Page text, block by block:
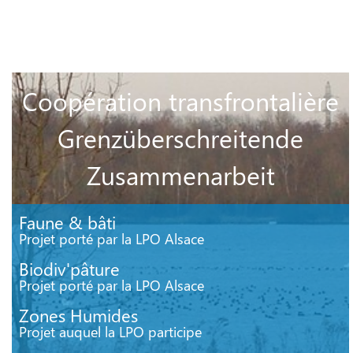
Coopération transfrontalière
Grenzüberschreitende
Zusammenarbeit
Faune & bâti
Projet porté par la LPO Alsace
Biodiv'pâture
Projet porté par la LPO Alsace
Zones Humides
Projet auquel la LPO participe